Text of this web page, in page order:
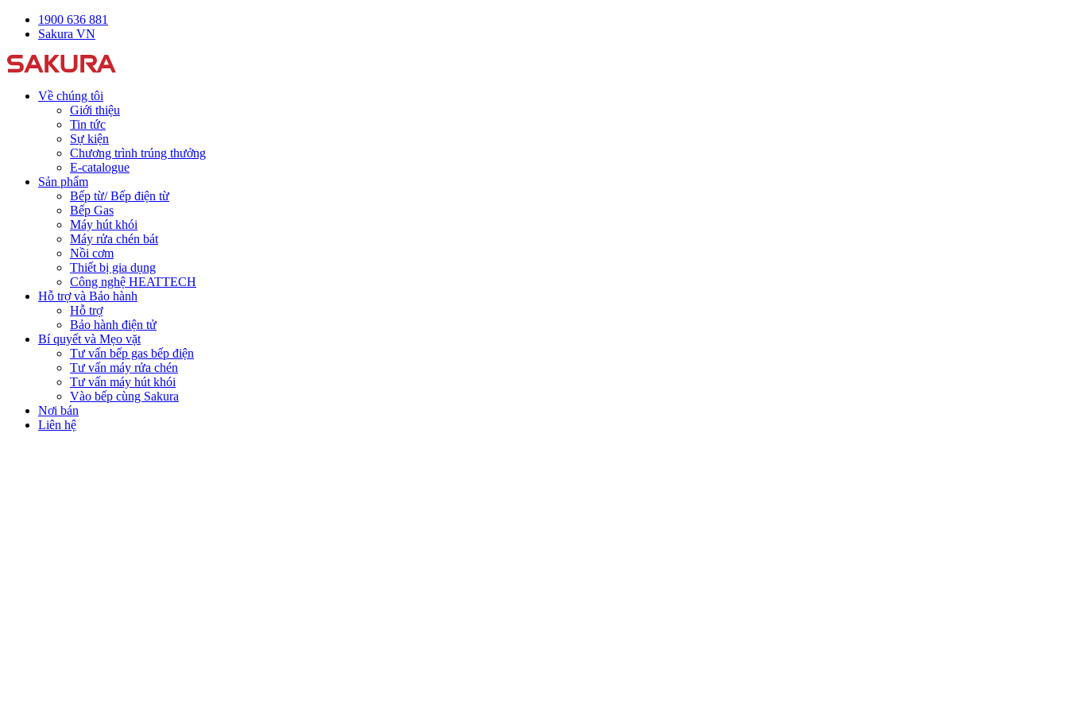
1900 636 881
Sakura VN
Về chúng tôi
Giới thiệu
Tin tức
Sự kiện
Chương trình trúng thưởng
E-catalogue
Sản phẩm
Bếp từ/ Bếp điện từ
Bếp Gas
Máy hút khói
Máy rửa chén bát
Nồi cơm
Thiết bị gia dụng
Công nghệ HEATTECH
Hỗ trợ và Bảo hành
Hỗ trợ
Bảo hành điện tử
Bí quyết và Mẹo vặt
Tư vấn bếp gas bếp điện
Tư vấn máy rửa chén
Tư vấn máy hút khói
Vào bếp cùng Sakura
Nơi bán
Liên hệ